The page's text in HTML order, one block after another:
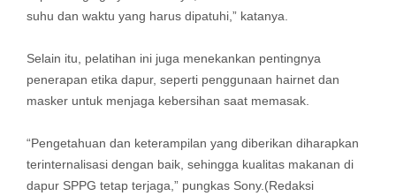
suhu dan waktu yang harus dipatuhi,” katanya.
Selain itu, pelatihan ini juga menekankan pentingnya
penerapan etika dapur, seperti penggunaan hairnet dan
masker untuk menjaga kebersihan saat memasak.
“Pengetahuan dan keterampilan yang diberikan diharapkan
terinternalisasi dengan baik, sehingga kualitas makanan di
dapur SPPG tetap terjaga,” pungkas Sony.(Redaksi